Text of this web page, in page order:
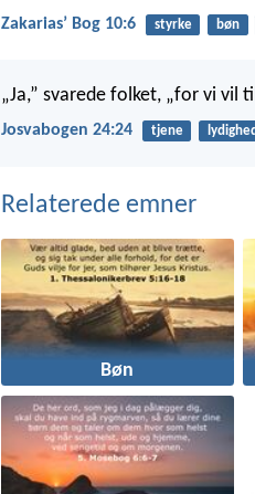
Zakariasʼ Bog 10:6 styrke bøn
„Ja,” svarede folket, „for vi vil
Josvabogen 24:24 tjene lydighed
Relaterede emner
Bøn